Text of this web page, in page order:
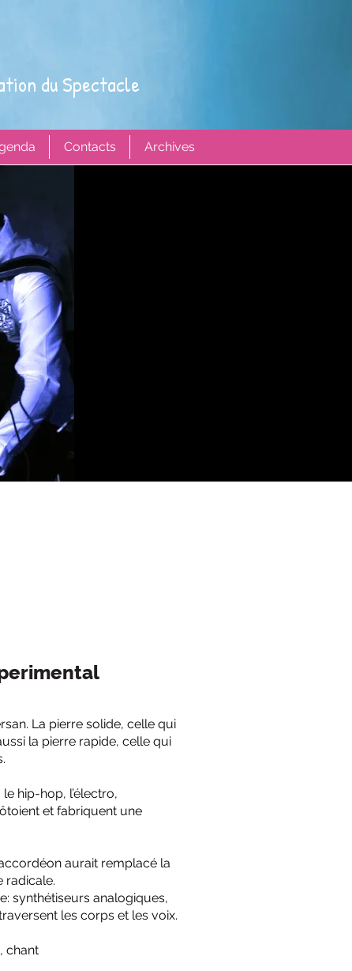
du Spectacle
Contacts Archives
La pierre solide, celle qui
la pierre rapide, celle qui
hip-hop, l’électro,
et fabriquent une
aurait remplacé la
radicale.
synthétiseurs analogiques,
les corps et les voix.
chant